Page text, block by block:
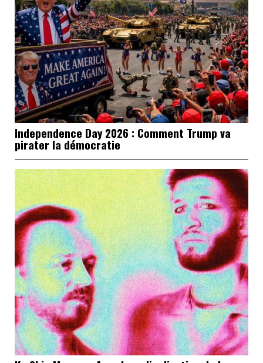
Independence Day 2026 : Comment Trump va
pirater la démocratie